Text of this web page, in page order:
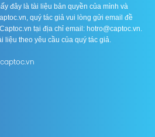
đây là tài liệu bản quyền của mình và
quý tác giả vui lòng gửi email đề
tại địa chỉ email: hotro@captoc.vn.
liệu theo yêu cầu của quý tác giả.